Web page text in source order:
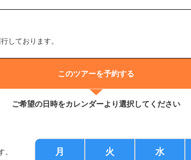
しております。
このツアーを予約する
ご希望の日時をカレンダーより選択してください
月 火 水